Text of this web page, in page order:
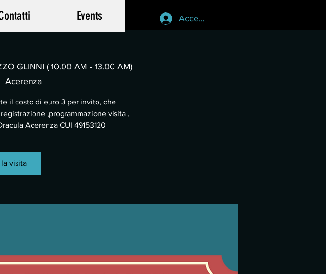
Events Accedi
GLINNI ( 10.00 AM - 13.00 AM)
Acerenza
il costo di euro 3 per invito, che
,programmazione visita ,
Acerenza CUI 49153120
la visita